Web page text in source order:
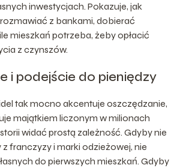
inwestycjach. Pokazuje, jak
z bankami, dobierać
mieszkań potrzeba, żeby opłacić
z czynszów.
i podejście do pieniędzy
tak mocno akcentuje oszczędzanie,
majątkiem liczonym w milionach
widać prostą zależność. Gdyby nie
z franczyzy i marki odzieżowej, nie
do pierwszych mieszkań. Gdyby